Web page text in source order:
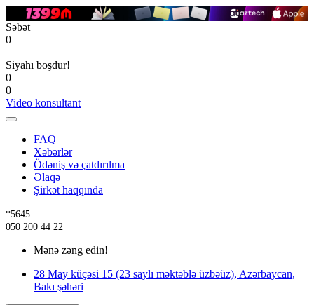
Səbət
0
Siyahı boşdur!
0
0
Video konsultant
FAQ
Xəbərlər
Ödəniş və çatdırılma
Əlaqə
Şirkət haqqında
*5645
050 200 44 22
Mənə zəng edin!
28 May küçəsi 15 (23 saylı məktəblə üzbəüz), Azərbaycan,
Bakı şəhəri